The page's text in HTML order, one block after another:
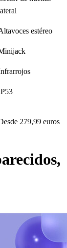
estéreo
279,99 euros